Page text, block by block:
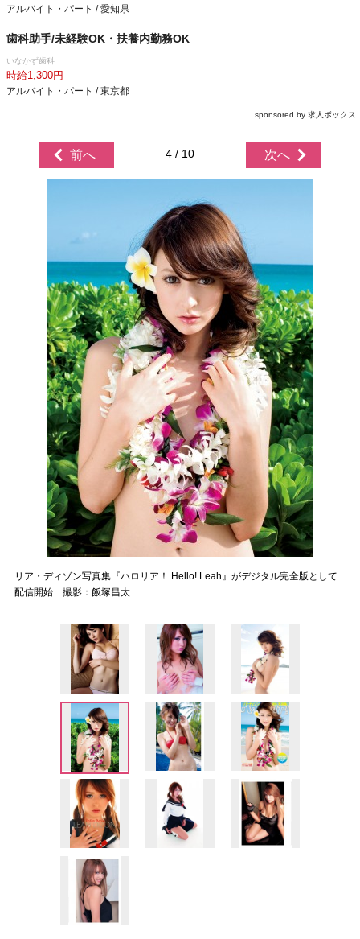
アルバイト・パート / 愛知県
歯科助手/未経験OK・扶養内勤務OK
いなかず歯科
時給1,300円
アルバイト・パート / 東京都
sponsored by 求人ボックス
前へ 4 / 10 次へ
リア・ディゾン写真集『ハロリア！ Hello! Leah』がデジタル完全版として
配信開始 撮影：飯塚昌太